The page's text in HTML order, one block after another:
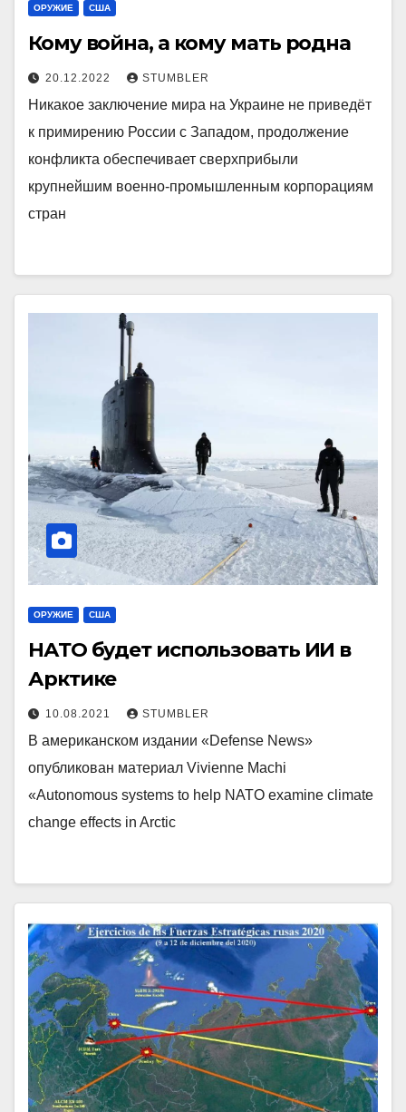
ОРУЖИЕ США
Кому война, а кому мать родна
20.12.2022 STUMBLER
Никакое заключение мира на Украине не приведёт
к примирению России с Западом, продолжение
конфликта обеспечивает сверхприбыли
крупнейшим военно-промышленным корпорациям
стран
ОРУЖИЕ США
НАТО будет использовать ИИ в
Арктике
10.08.2021 STUMBLER
В американском издании «Defense News»
опубликован материал Vivienne Machi
«Autonomous systems to help NATO examine climate
change effects in Arctic